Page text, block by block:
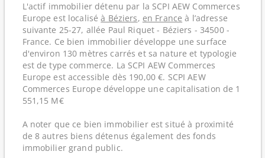
L'actif immobilier détenu par la SCPI AEW Commerces
Europe est localiséà Béziers, en France à l’adresse
suivante 25-27, allée Paul Riquet - Béziers - 34500 -
France. Ce bien immobilier développe une surface
d'environ 130 mètres carrés et sa nature et typologie
est de type commerce. La SCPI AEW Commerces
Europe est accessible dès 190,00 €. SCPI AEW
Commerces Europe développe une capitalisation de 1
551,15 M€
A noter que ce bien immobilier est situé à proximité
de 8 autres biens détenus également des fonds
immobilier grand public.